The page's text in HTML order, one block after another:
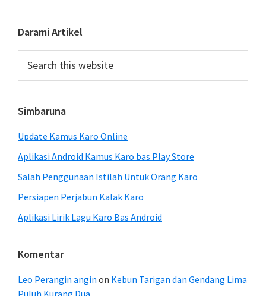
Primary
Sidebar
Darami Artikel
this
Simbaruna
Update Kamus Karo Online
Aplikasi Android Kamus Karo bas Play Store
Salah Penggunaan Istilah Untuk Orang Karo
Persiapen Perjabun Kalak Karo
Aplikasi Lirik Lagu Karo Bas Android
Komentar
Leo Perangin angin on Kebun Tarigan dan Gendang Lima
Puluh Kurang Dua